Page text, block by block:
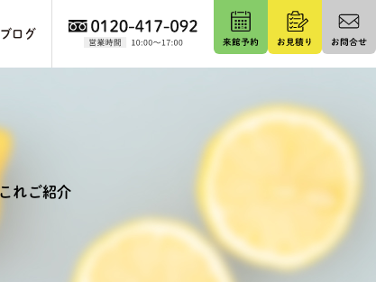
ログ
れご紹介